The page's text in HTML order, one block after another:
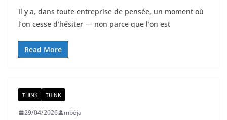
Il y a, dans toute entreprise de pensée, un moment où
l’on cesse d’hésiter — non parce que l’on est
Read More
THINK THINK
29/04/2026 mbéja